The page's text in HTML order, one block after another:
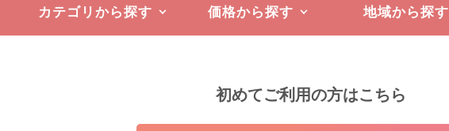
カテゴリから探す 価格から探す 地域から探す
初めてご利用の方はこちら